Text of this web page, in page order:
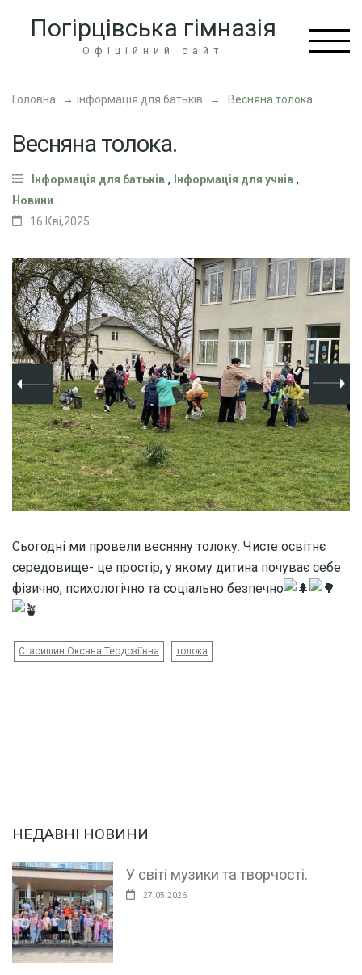
Enter)
Погірцівська гімназія
Офіційний сайт
Головна → Інформація для батьків → Весняна толока.
Весняна толока.
Інформація для батьків , Інформація для учнів ,
Новини
16 Кві,2025
Сьогодні ми провели весняну толоку. Чисте освітнє
середовище- це простір, у якому дитина почуває себе
фізично, психологічно та соціально безпечно
Стасишин Оксана Теодозіївна толока
НЕДАВНІ НОВИНИ
У світі музики та творчості.
27.05.2026